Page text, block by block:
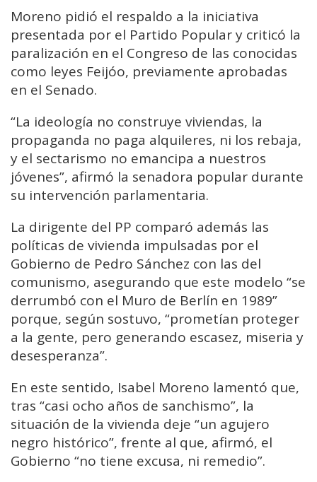
Moreno pidió el respaldo a la iniciativa
presentada por el Partido Popular y criticó la
paralización en el Congreso de las conocidas
como leyes Feijóo, previamente aprobadas
en el Senado.
“La ideología no construye viviendas, la
propaganda no paga alquileres, ni los rebaja,
y el sectarismo no emancipa a nuestros
jóvenes”, afirmó la senadora popular durante
su intervención parlamentaria.
La dirigente del PP comparó además las
políticas de vivienda impulsadas por el
Gobierno de Pedro Sánchez con las del
comunismo, asegurando que este modelo “se
derrumbó con el Muro de Berlín en 1989”
porque, según sostuvo, “prometían proteger
a la gente, pero generando escasez, miseria y
desesperanza”.
En este sentido, Isabel Moreno lamentó que,
tras “casi ocho años de sanchismo”, la
situación de la vivienda deje “un agujero
negro histórico”, frente al que, afirmó, el
Gobierno “no tiene excusa, ni remedio”.